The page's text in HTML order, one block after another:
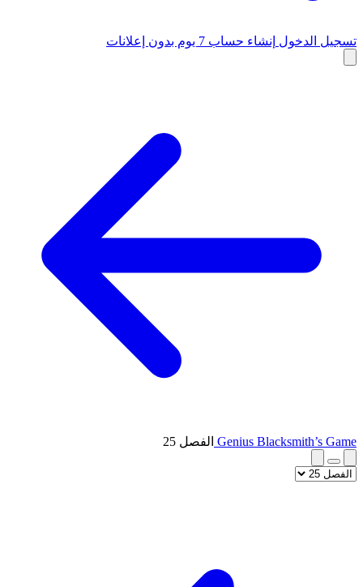
تسجيل الدخول إنشاء حساب 7 يوم بدون إعلانات
Genius Blacksmith’s Game الفصل 25